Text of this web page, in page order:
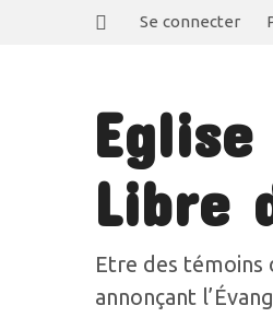
Se connecter
Libre
Etre des témoins
annonçant